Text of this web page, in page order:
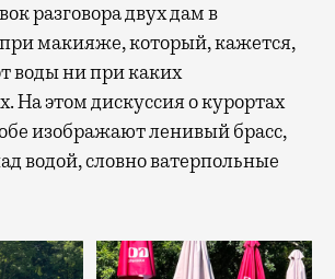
разговора двух дам в
макияже, который, кажется,
воды ни при каких
На этом дискуссия о курортах
изображают ленивый брасс,
водой, словно ватерпольные